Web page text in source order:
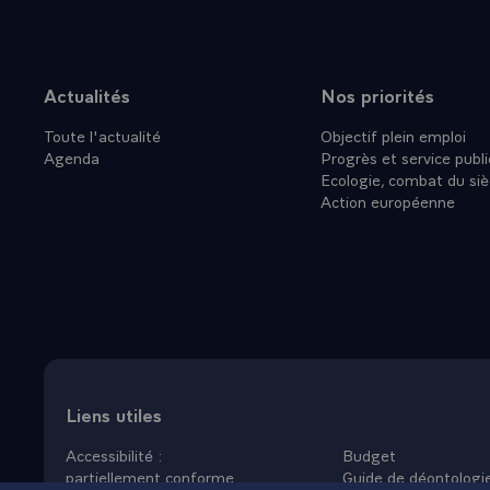
nous, de
permette
l'Atlantique.
- Je voulais
également
viennent,
France et
Plan du site
Actualités
Toute l'actualité
Agenda
Nos priorités
Objectif plein emploi
Progrès et service
Ecologie, combat du
Action européenne
Liens utiles
Accessibilité :
partiellement conforme
Budget
Guide de